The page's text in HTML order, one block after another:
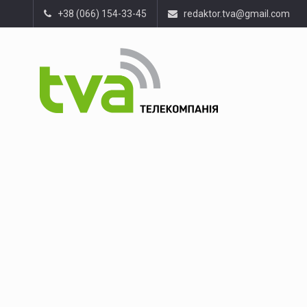
+38 (066) 154-33-45 redaktor.tva@gmail.com